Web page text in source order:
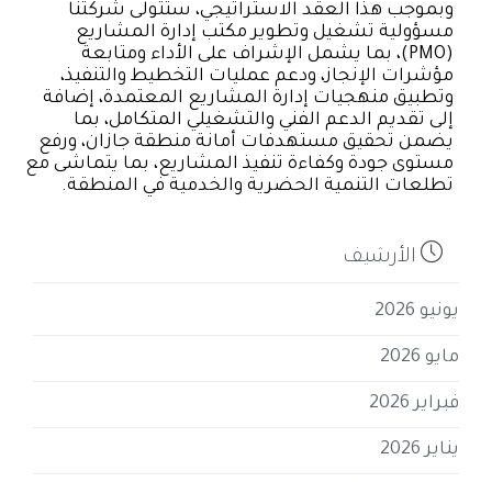
وبموجب هذا العقد الاستراتيجي، ستتولى شركتنا
مسؤولية تشغيل وتطوير مكتب إدارة المشاريع
(PMO)، بما يشمل الإشراف على الأداء ومتابعة
مؤشرات الإنجاز، ودعم عمليات التخطيط والتنفيذ،
وتطبيق منهجيات إدارة المشاريع المعتمدة، إضافة
إلى تقديم الدعم الفني والتشغيلي المتكامل، بما
يضمن تحقيق مستهدفات أمانة منطقة جازان، ورفع
مستوى جودة وكفاءة تنفيذ المشاريع، بما يتماشى مع
تطلعات التنمية الحضرية والخدمية في المنطقة.
 الأرشيف
يونيو 2026
مايو 2026
فبراير 2026
يناير 2026